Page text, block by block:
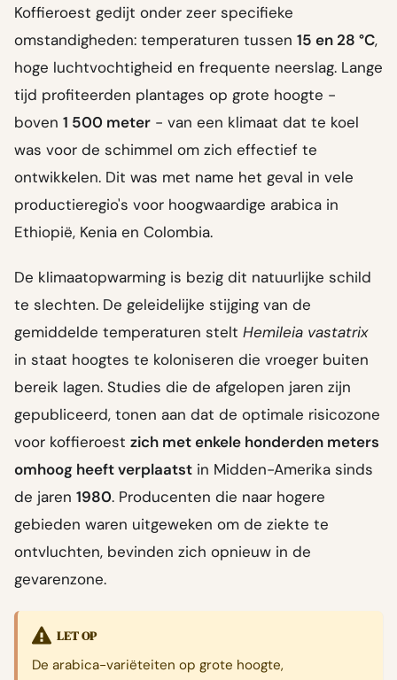
Koffieroest gedijt onder zeer specifieke
omstandigheden: temperaturen tussen 15 en 28 °C,
hoge luchtvochtigheid en frequente neerslag. Lange
tijd profiteerden plantages op grote hoogte -
boven 1 500 meter - van een klimaat dat te koel
was voor de schimmel om zich effectief te
ontwikkelen. Dit was met name het geval in vele
productieregio's voor hoogwaardige arabica in
Ethiopië, Kenia en Colombia.
De klimaatopwarming is bezig dit natuurlijke schild
te slechten. De geleidelijke stijging van de
gemiddelde temperaturen stelt Hemileia vastatrix
in staat hoogtes te koloniseren die vroeger buiten
bereik lagen. Studies die de afgelopen jaren zijn
gepubliceerd, tonen aan dat de optimale risicozone
voor koffieroest zich met enkele honderden meters
omhoog heeft verplaatst in Midden-Amerika sinds
de jaren 1980. Producenten die naar hogere
gebieden waren uitgeweken om de ziekte te
ontvluchten, bevinden zich opnieuw in de
gevarenzone.
LET OP
De arabica-variëteiten op grote hoogte,